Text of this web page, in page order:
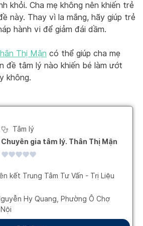
khỏi. Cha mẹ không nên khiến trẻ
này. Thay vì la mắng, hãy giúp trẻ
hành vi để giảm đái dầm.
Thị Mận có thể giúp cha mẹ
đề tâm lý nào khiến bé làm ướt
không.